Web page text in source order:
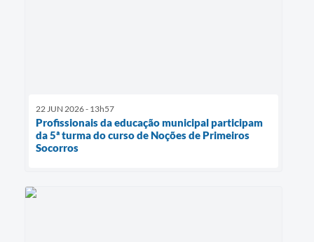
22 JUN 2026 - 13h57
Profissionais da educação municipal participam
da 5ª turma do curso de Noções de Primeiros
Socorros